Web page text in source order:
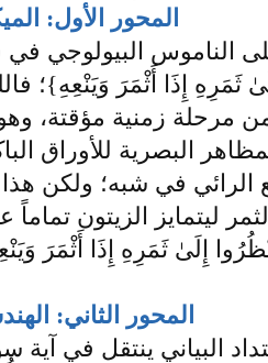
المحور الأول:
ثَمَرِهِ إِذَا أَثْمَرَ وَيَنْعِهِ}؛
مرحلة زمنية مؤقتة،
البصرية للأوراق
الرائي في شبه؛ ولكن
ليتمايز الزيتون
إِلَىٰ ثَمَرِهِ إِذَا أَثْمَرَ
المحور الثاني: